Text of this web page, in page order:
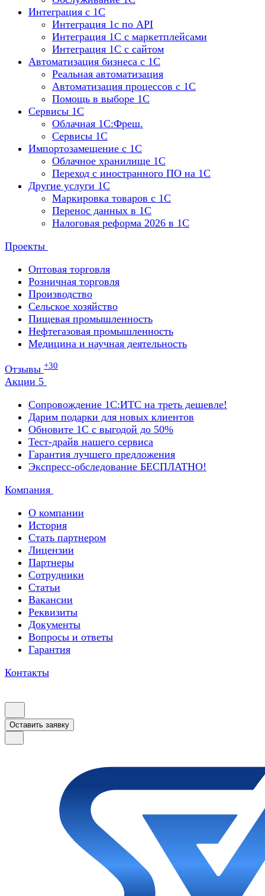
Интеграция с 1С
Интеграция 1с по API
Интеграция 1С с маркетплейсами
Интеграция 1С с сайтом
Автоматизация бизнеса с 1С
Реальная автоматизация
Автоматизация процессов с 1С
Помощь в выборе 1С
Сервисы 1С
Облачная 1С:Фреш.
Сервисы 1С
Импортозамещение с 1С
Облачное хранилище 1С
Переход с иностранного ПО на 1С
Другие услуги 1С
Маркировка товаров с 1С
Перенос данных в 1С
Налоговая реформа 2026 в 1С
Проекты
Оптовая торговля
Розничная торговля
Производство
Сельское хозяйство
Пищевая промышленность
Нефтегазовая промышленность
Медицина и научная деятельность
Отзывы +30
Акции 5
Сопровождение 1С:ИТС на треть дешевле!
Дарим подарки для новых клиентов
Обновите 1С с выгодой до 50%
Тест-драйв нашего сервиса
Гарантия лучшего предложения
Экспресс-обследование БЕСПЛАТНО!
Компания
О компании
История
Стать партнером
Лицензии
Партнеры
Сотрудники
Статьи
Вакансии
Реквизиты
Документы
Вопросы и ответы
Гарантия
Контакты
Оставить заявку